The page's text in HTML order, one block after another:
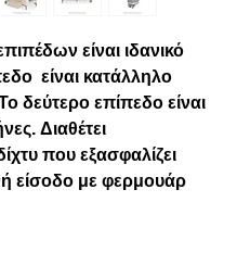
είναι ιδανικό
είναι κατάλληλο
δεύτερο επίπεδο είναι
Διαθέτει
που εξασφαλίζει
είσοδο με φερμουάρ